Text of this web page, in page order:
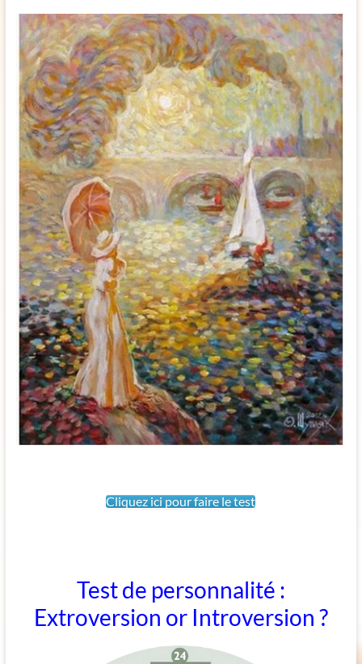
Cliquez ici pour faire le test
Test de personnalité :
Extroversion or Introversion ?